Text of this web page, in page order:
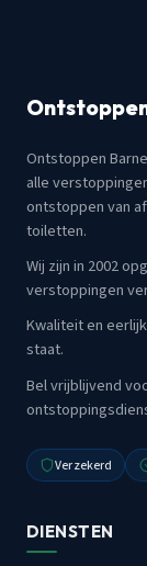
Ontstoppen
alle
ontstoppen van
toiletten.
Wij zijn in 2002
verstoppingen
Kwaliteit en
staat.
Bel vrijblijvend
Verzekerd
DIENSTEN